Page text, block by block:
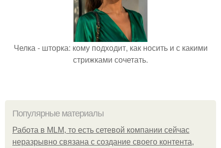
Челка - шторка: кому подходит, как носить и с какими
стрижками сочетать.
Популярные материалы
Работа в MLM, то есть сетевой компании сейчас
неразрывно связана с создание своего контента,